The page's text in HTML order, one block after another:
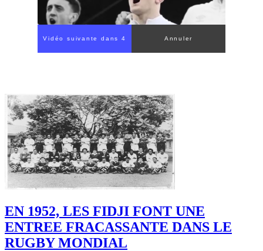
Vidéo suivante dans 3 Annuler
EN 1952, LES FIDJI FONT UNE
ENTREE FRACASSANTE DANS LE
RUGBY MONDIAL